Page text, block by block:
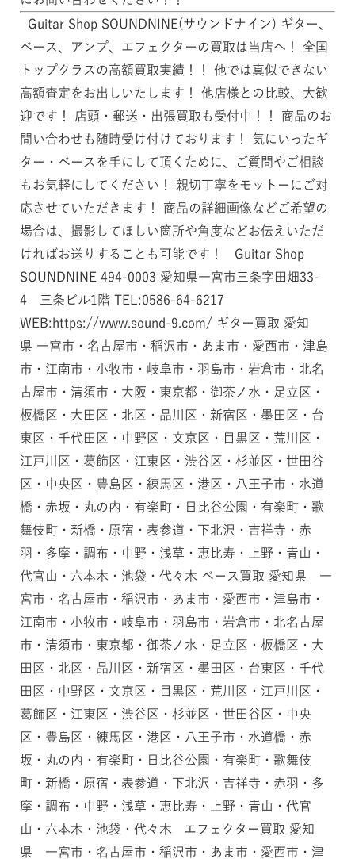
Guitar Shop SOUNDNINE(サウンドナイン) ギター、
ベース、アンプ、エフェクターの買取は当店へ！ 全国
トップクラスの高額買取実績！！ 他では真似できない
高額査定をお出しいたします！ 他店様との比較、大歓
迎です！ 店頭・郵送・出張買取も受付中！！ 商品のお
問い合わせも随時受け付けております！ 気にいったギ
ター・ベースを手にして頂くために、ご質問やご相談
もお気軽にしてください！ 親切丁寧をモットーにご対
応させていただきます！ 商品の詳細画像などご希望の
場合は、撮影してほしい箇所や角度などお伝えいただ
ければお送りすることも可能です！ Guitar Shop
SOUNDNINE 494-0003 愛知県一宮市三条字田畑33-
4 三条ビル1階 TEL:0586-64-6217
WEB:https://www.sound-9.com/ ギター買取 愛知
県 一宮市・名古屋市・稲沢市・あま市・愛西市・津島
市・江南市・小牧市・岐阜市・羽島市・岩倉市・北名
古屋市・清須市・大阪・東京都・御茶ノ水・足立区・
板橋区・大田区・北区・品川区・新宿区・墨田区・台
東区・千代田区・中野区・文京区・目黒区・荒川区・
江戸川区・葛飾区・江東区・渋谷区・杉並区・世田谷
区・中央区・豊島区・練馬区・港区・八王子市・水道
橋・赤坂・丸の内・有楽町・日比谷公園・有楽町・歌
舞伎町・新橋・原宿・表参道・下北沢・吉祥寺・赤
羽・多摩・調布・中野・浅草・恵比寿・上野・青山・
代官山・六本木・池袋・代々木 ベース買取 愛知県 一
宮市・名古屋市・稲沢市・あま市・愛西市・津島市・
江南市・小牧市・岐阜市・羽島市・岩倉市・北名古屋
市・清須市・東京都・御茶ノ水・足立区・板橋区・大
田区・北区・品川区・新宿区・墨田区・台東区・千代
田区・中野区・文京区・目黒区・荒川区・江戸川区・
葛飾区・江東区・渋谷区・杉並区・世田谷区・中央
区・豊島区・練馬区・港区・八王子市・水道橋・赤
坂・丸の内・有楽町・日比谷公園・有楽町・歌舞伎
町・新橋・原宿・表参道・下北沢・吉祥寺・赤羽・多
摩・調布・中野・浅草・恵比寿・上野・青山・代官
山・六本木・池袋・代々木 エフェクター買取 愛知
県 一宮市・名古屋市・稲沢市・あま市・愛西市・津